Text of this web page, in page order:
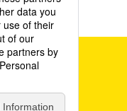
リティ方針
方針